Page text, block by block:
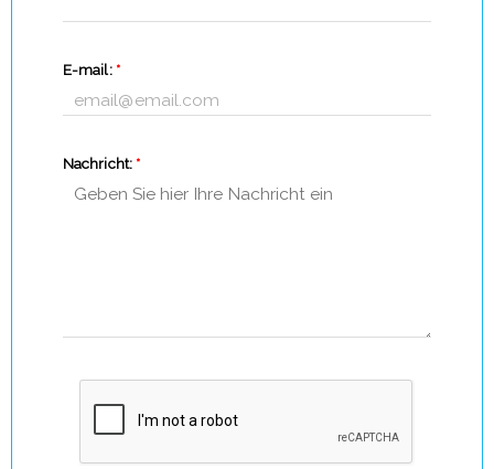
E-mail: *
Nachricht: *